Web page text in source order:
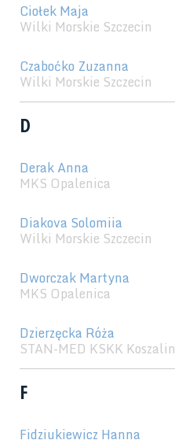
Ciołek Maja
Wilki Morskie Szczecin
Czaboćko Zuzanna
Wilki Morskie Szczecin
D
Derak Anna
MKS Opalenica
Diakova Solomiia
Wilki Morskie Szczecin
Dworczak Martyna
MKS Opalenica
Dzierzęcka Róża
STAN-MED KSKK Koszalin
F
Fidziukiewicz Hanna